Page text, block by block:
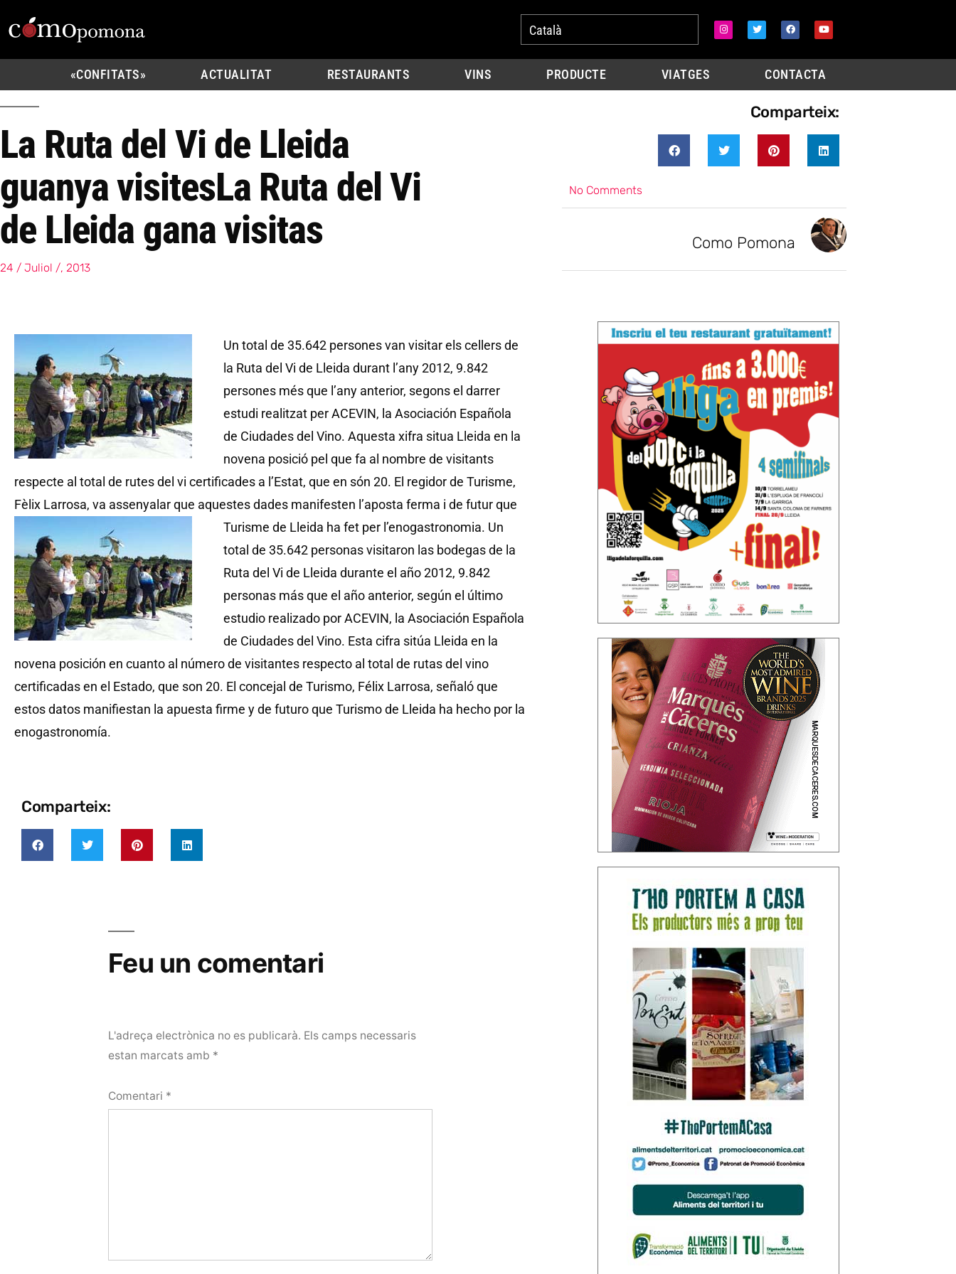
Català
«CONFITATS» ACTUALITAT RESTAURANTS VINS PRODUCTE VIATGES CONTACTA
La Ruta del Vi de Lleida
guanya visitesLa Ruta del Vi
de Lleida gana visitas
24 / Juliol /, 2013
Comparteix:
No Comments
Como Pomona
Un total de 35.642 persones van visitar els cellers de
la Ruta del Vi de Lleida durant l’any 2012, 9.842
persones més que l’any anterior, segons el darrer
estudi realitzat per ACEVIN, la Asociación Española
de Ciudades del Vino. Aquesta xifra situa Lleida en la
novena posició pel que fa al nombre de visitants
respecte al total de rutes del vi certificades a l’Estat, que en són 20. El regidor de Turisme,
Fèlix Larrosa, va assenyalar que aquestes dades manifesten l’aposta ferma i de futur que
Turisme de Lleida ha fet per l’enogastronomia. Un
total de 35.642 personas visitaron las bodegas de la
Ruta del Vi de Lleida durante el año 2012, 9.842
personas más que el año anterior, según el último
estudio realizado por ACEVIN, la Asociación Española
de Ciudades del Vino. Esta cifra sitúa Lleida en la
novena posición en cuanto al número de visitantes respecto al total de rutas del vino
certificadas en el Estado, que son 20. El concejal de Turismo, Félix Larrosa, señaló que
estos datos manifiestan la apuesta firme y de futuro que Turismo de Lleida ha hecho por la
enogastronomía.
Comparteix:
Feu un comentari
L'adreça electrònica no es publicarà. Els camps necessaris
estan marcats amb *
Comentari *